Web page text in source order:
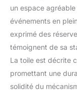
un espace
événements en
exprimé des
témoignent de sa
La toile est décrite
promettant une
solidité du